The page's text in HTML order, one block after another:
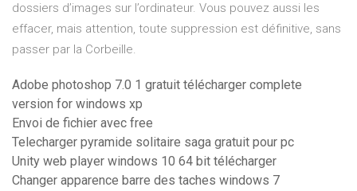
dossiers d’images sur l’ordinateur. Vous pouvez aussi les
effacer, mais attention, toute suppression est définitive, sans
passer par la Corbeille.
Adobe photoshop 7.0 1 gratuit télécharger complete
version for windows xp
Envoi de fichier avec free
Telecharger pyramide solitaire saga gratuit pour pc
Unity web player windows 10 64 bit télécharger
Changer apparence barre des taches windows 7